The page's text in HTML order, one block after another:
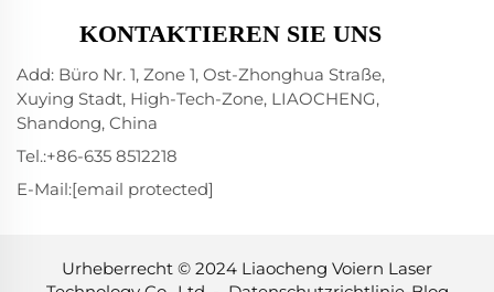
KONTAKTIEREN SIE UNS
Add: Büro Nr. 1, Zone 1, Ost-Zhonghua Straße,
Xuying Stadt, High-Tech-Zone, LIAOCHENG,
Shandong, China
Tel.:+86-635 8512218
E-Mail:[email protected]
Urheberrecht © 2024 Liaocheng Voiern Laser